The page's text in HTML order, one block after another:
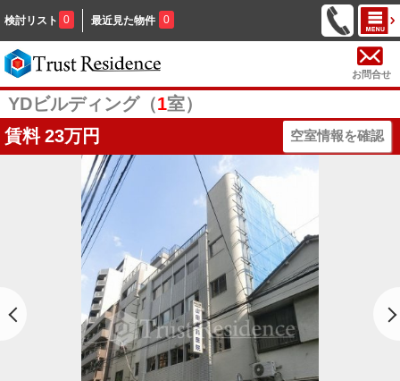
検討リスト 0 最近見た物件 0
お問合せ
YDビルディング（1室）
賃料 23万円 空室情報を確認